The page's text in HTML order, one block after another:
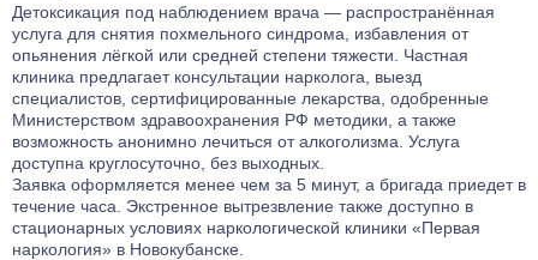
Детоксикация под наблюдением врача — распространённая
услуга для снятия похмельного синдрома, избавления от
опьянения лёгкой или средней степени тяжести. Частная
клиника предлагает консультации нарколога, выезд
специалистов, сертифицированные лекарства, одобренные
Министерством здравоохранения РФ методики, а также
возможность анонимно лечиться от алкоголизма. Услуга
доступна круглосуточно, без выходных.
Заявка оформляется менее чем за 5 минут, а бригада приедет в
течение часа. Экстренное вытрезвление также доступно в
стационарных условиях наркологической клиники «Первая
наркология» в Новокубанске